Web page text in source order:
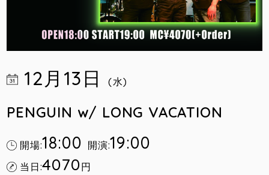
12月13日(水)
PENGUIN w/ LONG VACATION
開場:18:00 開演:19:00
当日:4070円